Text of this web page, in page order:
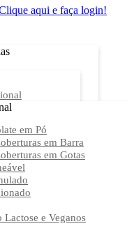
aqui e faça login!
em Pó
em Barra
em Gotas
Lactose e Veganos